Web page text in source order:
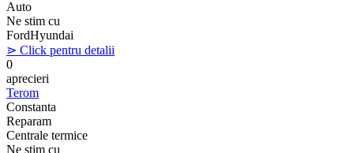
Auto
Ne stim cu
FordHyundai
⋗ Click pentru detalii
0
aprecieri
Terom
Constanta
Reparam
Centrale termice
Ne stim cu